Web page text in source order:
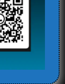
/ Por